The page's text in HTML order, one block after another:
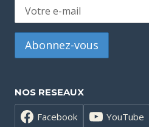
NOS RESEAUX
Facebook YouTube